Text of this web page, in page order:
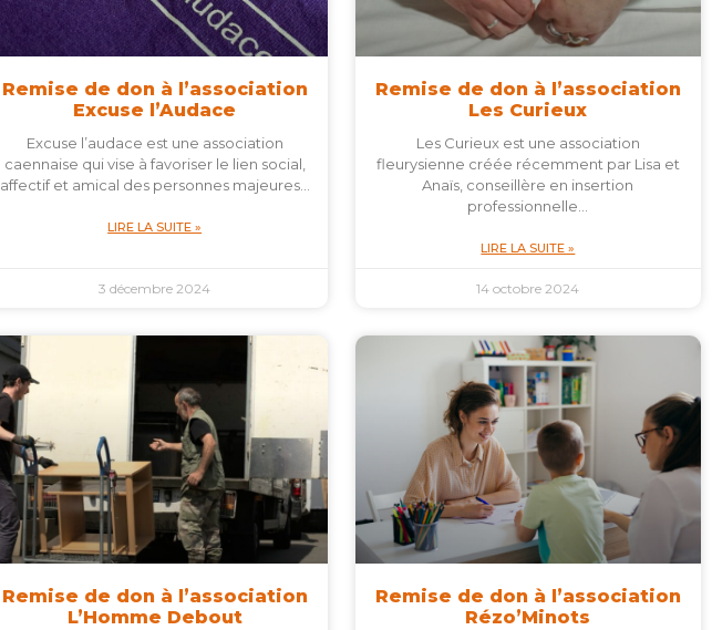
Remise de don à l’association
Excuse l’Audace
Excuse l’audace est une association
caennaise qui vise à favoriser le lien social,
affectif et amical des personnes majeures…
LIRE LA SUITE »
3 décembre 2024
Remise de don à l’association
Les Curieux
Les Curieux est une association
fleurysienne créée récemment par Lisa et
Anaïs, conseillère en insertion
professionnelle…
LIRE LA SUITE »
14 octobre 2024
Remise de don à l’association
L’Homme Debout
Remise de don à l’association
Rézo’Minots